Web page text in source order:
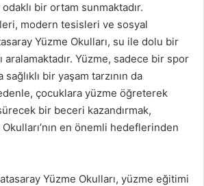
bir ortam sunmaktadır.
modern tesisleri ve sosyal
Yüzme Okulları, su ile dolu bir
aralamaktadır. Yüzme, sadece bir spor
bir yaşam tarzının da
çocuklara yüzme öğreterek
bir beceri kazandırmak,
en önemli hedeflerinden
Yüzme Okulları, yüzme eğitimi